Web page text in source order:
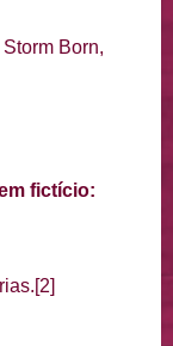
Born,
fictício: